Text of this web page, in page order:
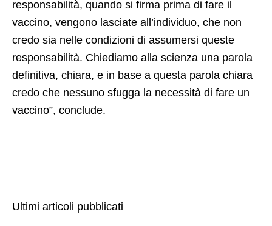
responsabilità, quando si firma prima di fare il
vaccino, vengono lasciate all’individuo, che non
credo sia nelle condizioni di assumersi queste
responsabilità. Chiediamo alla scienza una parola
definitiva, chiara, e in base a questa parola chiara
credo che nessuno sfugga la necessità di fare un
vaccino”, conclude.
Ultimi articoli pubblicati